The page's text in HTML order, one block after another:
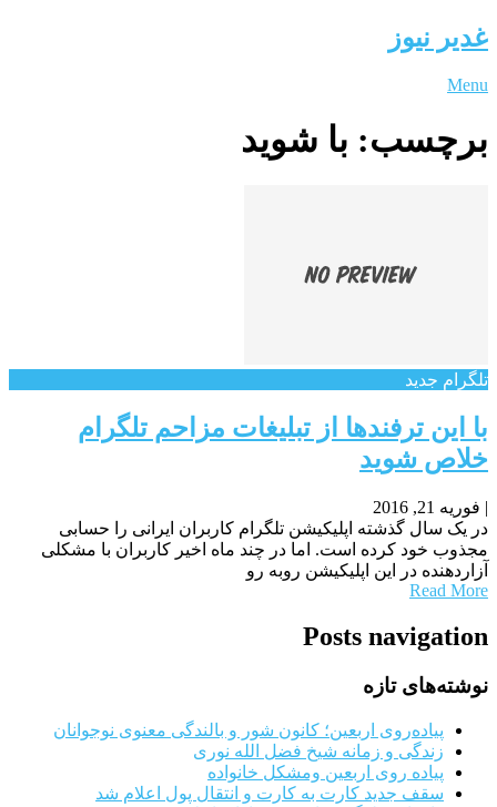
غدیر نیوز
Menu
برچسب: با شوید
تلگرام جدید
با این ترفندها از تبلیغات مزاحم تلگرام
خلاص شوید
| فوریه 21, 2016
در یک سال گذشته اپلیکیشن تلگرام کاربران ایرانی را حسابی
مجذوب خود کرده است. اما در چند ماه اخیر کاربران با مشکلی
آزاردهنده در این اپلیکیشن روبه رو
Read More
Posts navigation
نوشته‌های تازه
پیاده‌روی اربعین؛ کانون شور و بالندگی معنوی نوجوانان
زندگی و زمانه شیخ فضل الله نوری
پیاده روی اربعین ومشکل خانواده
سقف جدید کارت به کارت و انتقال پول اعلام شد